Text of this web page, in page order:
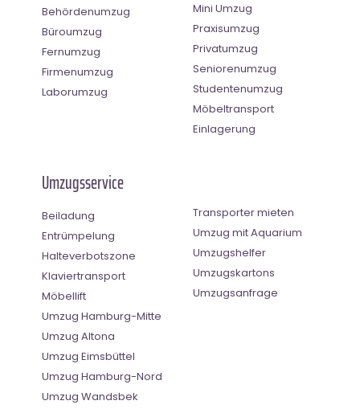
Behördenumzug
Büroumzug
Fernumzug
Firmenumzug
Laborumzug
Mini Umzug
Praxisumzug
Privatumzug
Seniorenumzug
Studentenumzug
Möbeltransport
Einlagerung
Umzugsservice
Beiladung
Entrümpelung
Halteverbotszone
Klaviertransport
Möbellift
Umzug Hamburg-Mitte
Umzug Altona
Umzug Eimsbüttel
Umzug Hamburg-Nord
Umzug Wandsbek
Transporter mieten
Umzug mit Aquarium
Umzugshelfer
Umzugskartons
Umzugsanfrage